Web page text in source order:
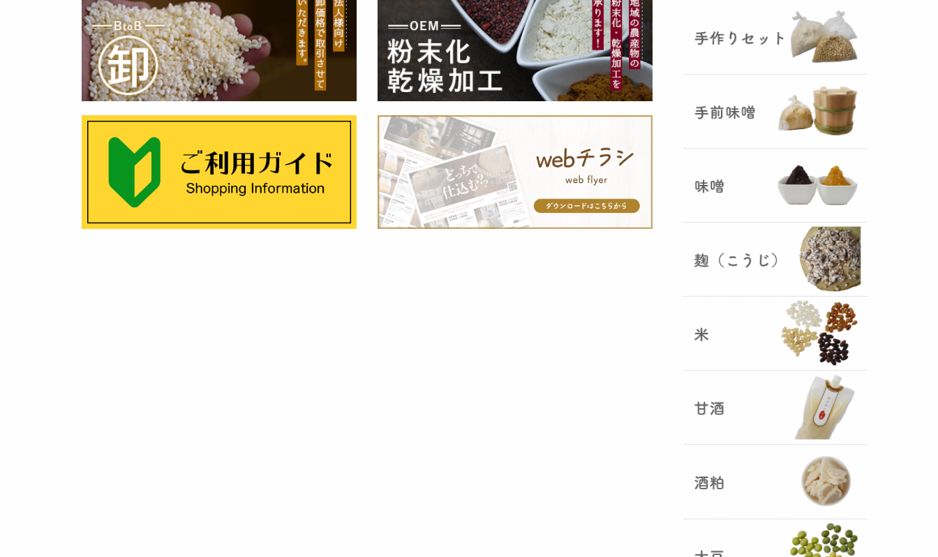
お米5kg貯蔵用アルミ袋が完
成しました！完全オリジナルで特
別な仕様でお米の美味しさをその
ままキープ！酸化防止と長期保存
を可能にしました！
山形さくらんぼ甘酒ゼリー発売
山形のさくらんぼをペーストにし
て、当店の生甘酒と合わせフレッ
シュな酸味の効いたさくらんぼ甘
が出来まし
た。
おたまやジャン 辛味噌発売！